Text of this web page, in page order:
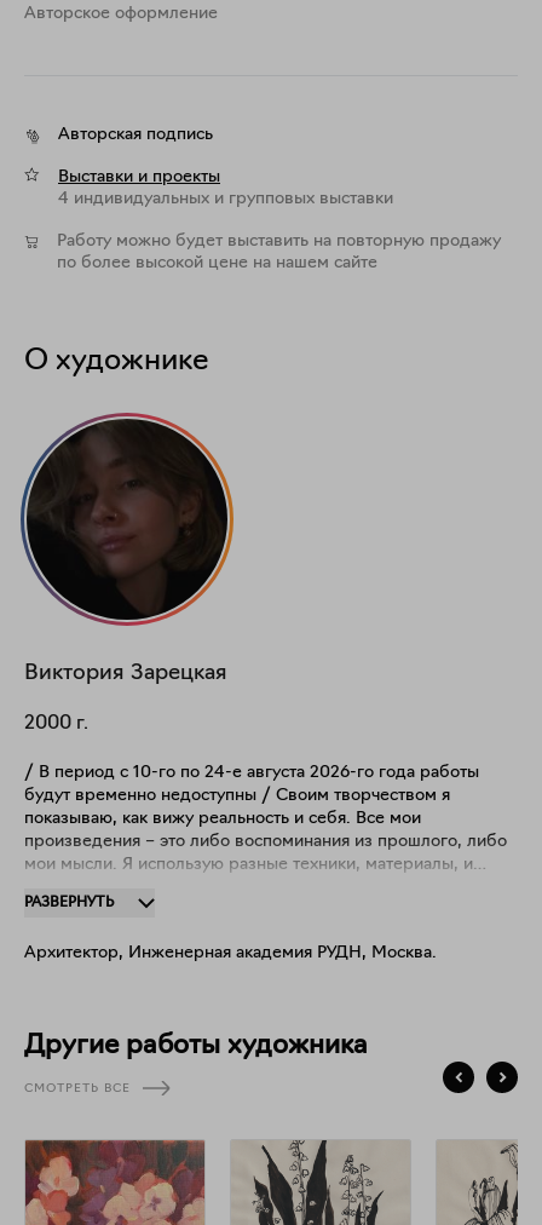
Aвторское оформление
Авторская подпись
Выставки и проекты
4 индивидуальных и групповых выставки
Работу можно будет выставить на повторную продажу
по более высокой цене на нашем сайте
О художнике
Виктория Зарецкая
2000 г.
/ В период с 10-го по 24-е августа 2026-го года работы
будут временно недоступны / Своим творчеством я
показываю, как вижу реальность и себя. Все мои
произведения – это либо воспоминания из прошлого, либо
мои мысли. Я использую разные техники, материалы, и
разнообразию форм, я могу выразить то, что чувствую.
их забыть. Мне кажется, каждый художник просто ведёт
РАЗВЕРНУТЬ
Архитектор, Инженерная академия РУДН, Москва.
Другие работы художника
СМОТРЕТЬ ВСЕ